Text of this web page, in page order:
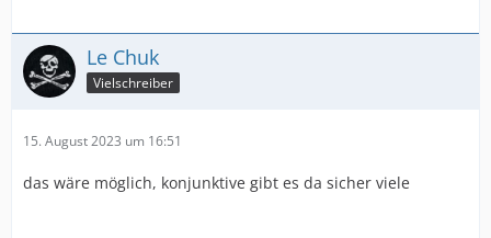
Le Chuk
Vielschreiber
15. August 2023 um 16:51
das wäre möglich, konjunktive gibt es da sicher viele